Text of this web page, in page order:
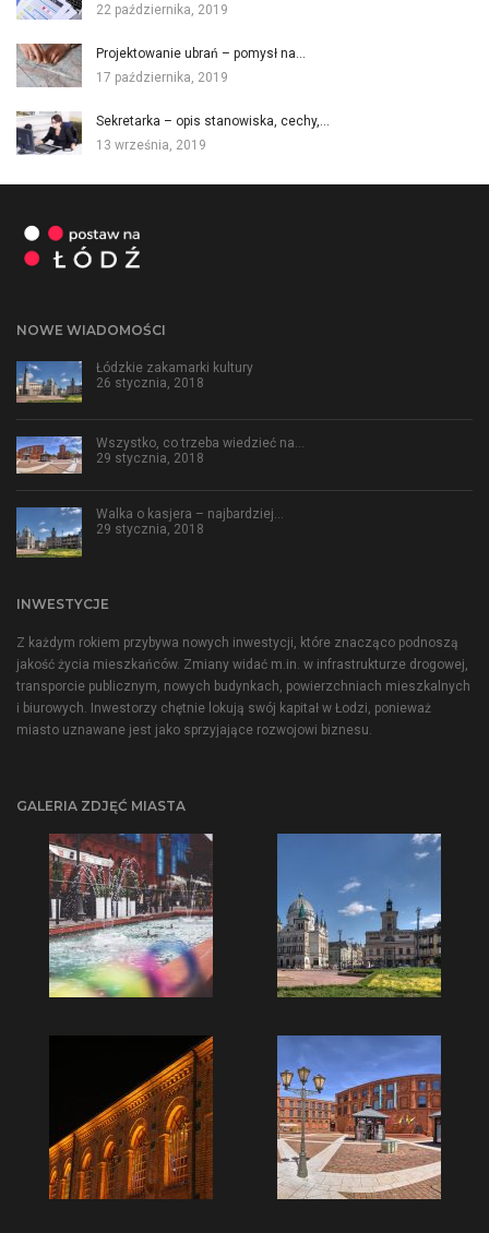
22 października, 2019
Projektowanie ubrań – pomysł na…
17 października, 2019
Sekretarka – opis stanowiska, cechy,…
13 września, 2019
NOWE WIADOMOŚCI
Łódzkie zakamarki kultury
26 stycznia, 2018
Wszystko, co trzeba wiedzieć na…
29 stycznia, 2018
Walka o kasjera – najbardziej…
29 stycznia, 2018
INWESTYCJE
Z każdym rokiem przybywa nowych inwestycji, które znacząco podnoszą
jakość życia mieszkańców. Zmiany widać m.in. w infrastrukturze drogowej,
transporcie publicznym, nowych budynkach, powierzchniach mieszkalnych
i biurowych. Inwestorzy chętnie lokują swój kapitał w Łodzi, ponieważ
miasto uznawane jest jako sprzyjające rozwojowi biznesu.
GALERIA ZDJĘĆ MIASTA